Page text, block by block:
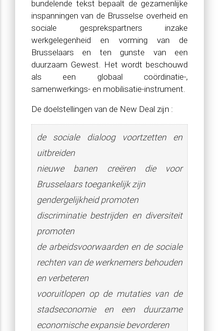
bundelende tekst bepaalt de gezamenlijke
inspanningen van de Brusselse overheid en
sociale gesprekspartners inzake
werkgelegenheid en vorming van de
Brusselaars en ten gunste van een
duurzaam Gewest. Het wordt beschouwd
als een globaal coördinatie-,
samenwerkings- en mobilisatie-instrument.
De doelstellingen van de New Deal zijn :
de sociale dialoog voortzetten en
uitbreiden
nieuwe banen creëren die voor
Brusselaars toegankelijk zijn
gendergelijkheid promoten
discriminatie bestrijden en diversiteit
promoten
de arbeidsvoorwaarden en de sociale
rechten van de werknemers behouden
en verbeteren
vooruitlopen op de mutaties van de
stadseconomie en een duurzame
economische expansie bevorderen